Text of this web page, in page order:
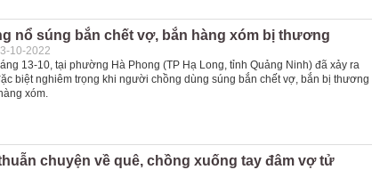
nổ súng bắn chết vợ, bắn hàng xóm bị thương
10-2022
13-10, tại phường Hà Phong (TP Hạ Long, tỉnh Quảng Ninh) đã xảy ra
biệt nghiêm trọng khi người chồng dùng súng bắn chết vợ, bắn bị thương
xóm.
chuyện về quê, chồng xuống tay đâm vợ tử